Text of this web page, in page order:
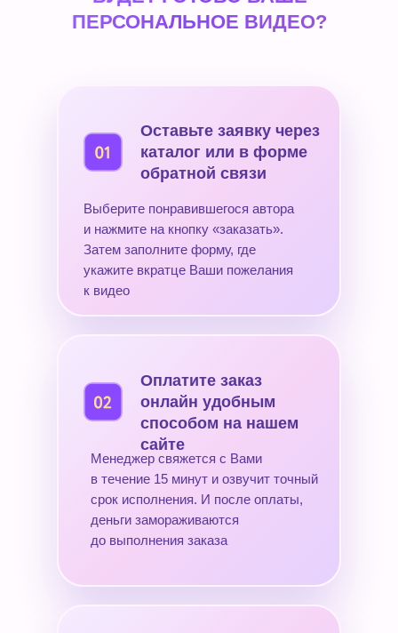
ПЕРСОНАЛЬНОЕ ВИДЕО?
Выберите понравившегося автора
и нажмите на кнопку «заказать».
Затем заполните форму, где
укажите вкратце Ваши пожелания
к видео
Оставьте заявку через
каталог или в форме
обратной связи
Менеджер свяжется с Вами
в течение 15 минут и озвучит точный
срок исполнения. И после оплаты,
деньги замораживаются
до выполнения заказа
Оплатите заказ
онлайн удобным
способом на нашем
сайте